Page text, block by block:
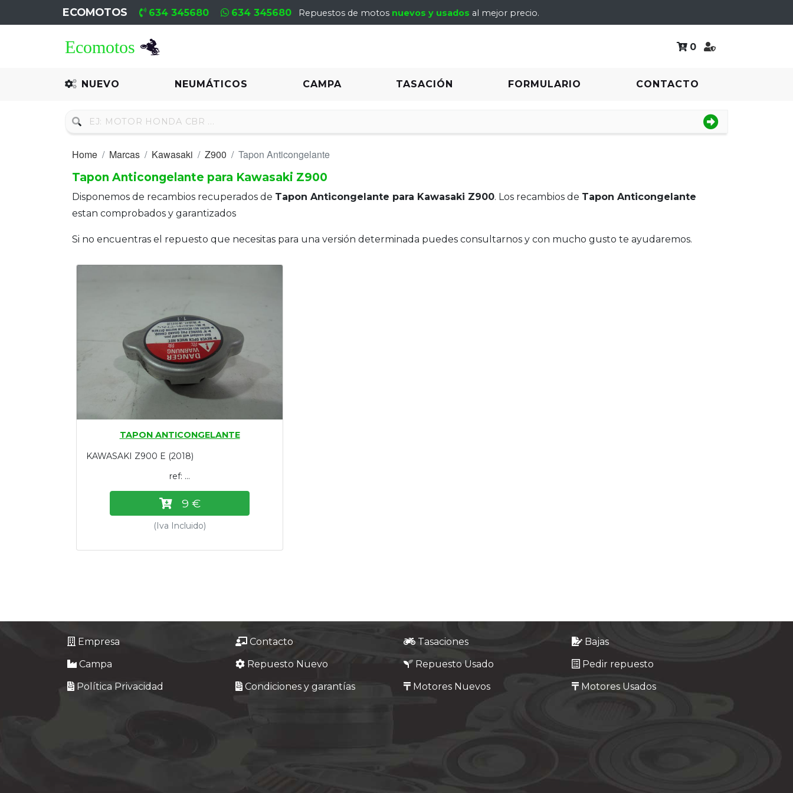
ECOMOTOS 634 345680 634 345680 Repuestos de motos nuevos y usados al mejor precio.
0
NUEVO NEUMÁTICOS CAMPA TASACIÓN FORMULARIO CONTACTO
Recambio
Neumáticos
Motores
Contacto
Home Marcas Kawasaki Z900
Tapon Anticongelante
Tapon Anticongelante para Kawasaki Z900
Disponemos de recambios recuperados de Tapon Anticongelante para Kawasaki Z900. Los recambios de Tapon Anticongelante
estan comprobados y garantizados
Si no encuentras el repuesto que necesitas para una versión determinada puedes consultarnos y con mucho gusto te ayudaremos.
TAPON ANTICONGELANTE
KAWASAKI Z900 E (2018)
ref: ...
9 €
(Iva Incluido)
Empresa Contacto Tasaciones
Bajas
Campa
Repuesto Nuevo Repuesto Usado
Pedir repuesto
Política Privacidad
Condiciones y garantías Motores Nuevos Motores Usados